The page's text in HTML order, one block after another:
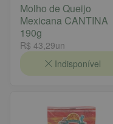
Molho de Queijo
Mexicana CANTINA
190g
R$ 43,29un
Indisponível